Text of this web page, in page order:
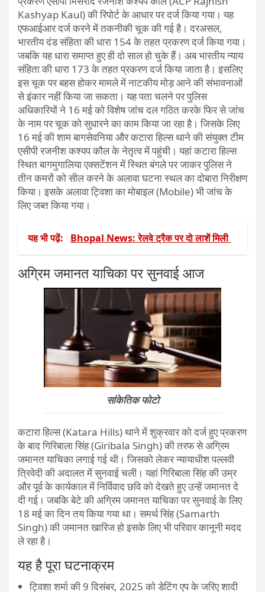
Kashyap Kaul) की रिपोर्ट के आधार पर दर्ज किया गया। यह
एफआईआर दर्ज करने में तकनीकी चूक की गई है। दरअसल,
भारतीय दंड संहिता की धारा 154 के तहत प्रकरण दर्ज किया गया।
जबकि यह धारा समाप्त हुए ही दो साल हो चुके हैं। अब भारतीय न्याय
संहिता की धारा 173 के तहत प्रकरण दर्ज किया जाता है। इसलिए
इस चूक पर बहस होकर मामले में नाटकीय मोड़ आने की संभावनाओं
से इंकार नहीं किया जा सकता। यह पता चलने पर पुलिस
अधिकारियों ने 16 मई को विशेष जांच दल गठित करके फिर से जांच
के नाम पर चूक को सुधारने का काम किया जा रहा है। जिसके लिए
16 मई की शाम बागसेवनिया और कटारा हिल्स थाने की संयुक्त टीम
एसीपी रजनीश कश्यप कौल के नेतृत्व में पहुंची। यहां कटारा हिल्स
स्थित बागमुगालिया एक्सटेंशन में स्थित बंगले पर जाकर पुलिस ने
तीन कमरों को सील करने के अलावा घटना स्थल का दोबारा निरीक्षण
किया। इसके अलावा ट्विशा का मोबाइल (Mobile) भी जांच के
लिए जब्त किया गया।
यह भी पढ़ें: Bhopal News: रेलवे ट्रैक पर दो लाशें मिली
अग्रिम जमानत याचिका पर सुनवाई आज
सांकेतिक फोटो
कटारा हिल्स (Katara Hills) थाने में शुक्रवार को दर्ज हुए प्रकरण
के बाद गिरिबाला सिंह (Giribala Singh) की तरफ से अग्रिम
जमानत याचिका लगाई गई थी। जिसको लेकर न्यायाधीश पल्लवी
त्रिवेदी की अदालत में सुनवाई चली। यहां गिरिबाला सिंह की उम्र
और पूर्व के कार्यकाल में निर्विवाद छवि को देखते हुए उन्हें जमानत दे
दी गई। जबकि बेटे की अग्रिम जमानत याचिका पर सुनवाई के लिए
18 मई का दिन तय किया गया था। समर्थ सिंह (Samarth
Singh) की जमानत खारिज हो इसके लिए भी परिवार कानूनी मदद
ले रहा है।
यह है पूरा घटनाक्रम
ट्विशा शर्मा की 9 दिसंबर, 2025 को डेटिंग एप के जरिए शादी